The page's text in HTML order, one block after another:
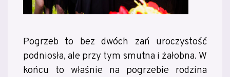
Pogrzeb to bez dwóch zań uroczystość
podniosła, ale przy tym smutna i żałobna. W
końcu to właśnie na pogrzebie rodzina